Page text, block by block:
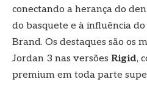
conectando a herança do
do basquete e à influência
Brand. Os destaques são os
Jordan 3 nas versões Rigid,
premium em toda parte